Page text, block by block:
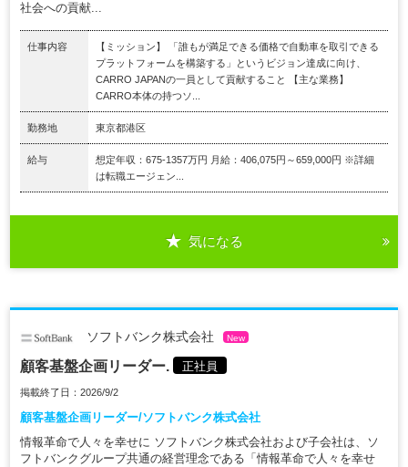
社会への貢献...
仕事内容
【ミッション】 「誰もが満足できる価格で自動車を取引できる
プラットフォームを構築する」というビジョン達成に向け、
CARRO JAPANの一員として貢献すること 【主な業務】
CARRO本体の持つソ...
勤務地 東京都港区
給与
想定年収：675-1357万円 月給：406,075円～659,000円 ※詳細
は転職エージェン...
気になる
ソフトバンク株式会社 New
顧客基盤企画リーダー. 正社員
掲載終了日：2026/9/2
顧客基盤企画リーダー/ソフトバンク株式会社
情報革命で人々を幸せに ソフトバンク株式会社および子会社は、ソ
フトバンクグループ共通の経営理念である「情報革命で人々を幸せ